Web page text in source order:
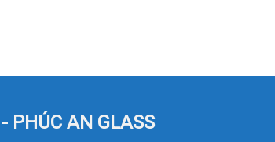
PHÚC AN GLASS